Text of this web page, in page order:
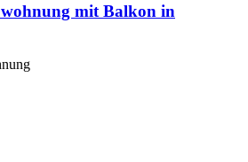
mit Balkon in